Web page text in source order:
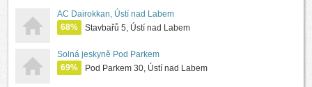
AC Dairokkan, Ústí nad Labem
68%
Stavbařů 5, Ústí nad Labem
Solná jeskyně Pod Parkem
69%
Pod Parkem 30, Ústí nad Labem